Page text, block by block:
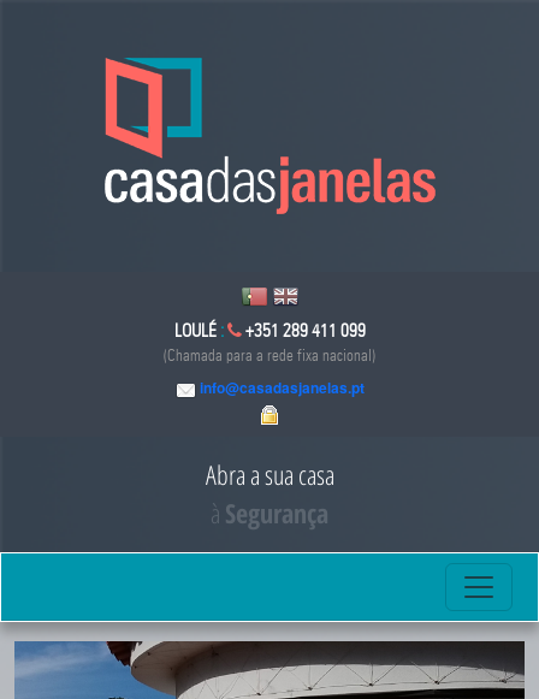
LOULÉ : +351 289 411 099
(Chamada para a rede fixa nacional)
info@casadasjanelas.pt
Abra a sua casa
Poupança Energética